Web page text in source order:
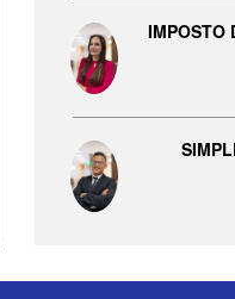
IMPOSTO